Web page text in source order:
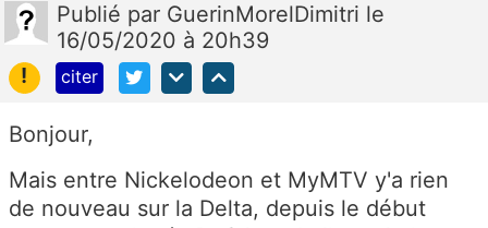
Publié par GuerinMorelDimitri le
16/05/2020 à 20h39
!
citer
Bonjour,
Mais entre Nickelodeon et MyMTV y'a rien
de nouveau sur la Delta, depuis le début